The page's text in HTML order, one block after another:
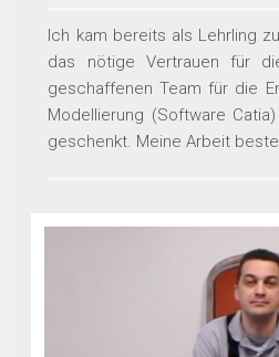
Ich kam bereits als Lehrling
das nötige Vertrauen für
geschaffenen Team für die
Modellierung (Software
geschenkt. Meine Arbeit